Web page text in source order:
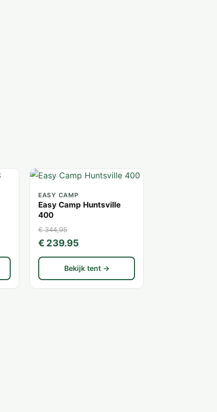
EASY CAMP
Easy Camp Huntsville
400
€ 344,95
€ 239.95
Bekijk tent →